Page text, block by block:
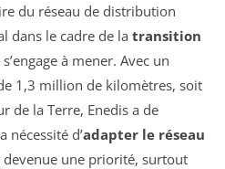
du réseau de distribution
dans le cadre de la transition
à mener. Avec un
1,3 million de kilomètres, soit
de la Terre, Enedis a de
nécessité d’adapter le réseau
devenue une priorité, surtout